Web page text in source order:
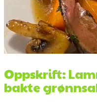
Oppskrift:
bakte